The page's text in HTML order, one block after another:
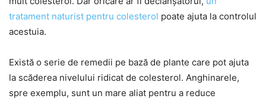
tratament naturist pentru colesterol poate ajuta la controlul
acestuia.
Există o serie de remedii pe bază de plante care pot ajuta
la scăderea nivelului ridicat de colesterol. Anghinarele,
spre exemplu, sunt un mare aliat pentru a reduce